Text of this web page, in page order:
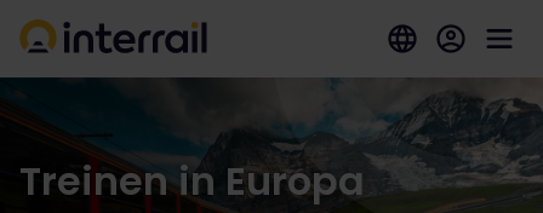
Treinen in Europa